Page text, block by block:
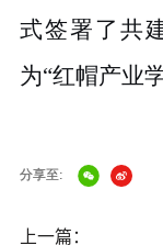
式签署了共
为“红帽产业
分享至:
上一篇：